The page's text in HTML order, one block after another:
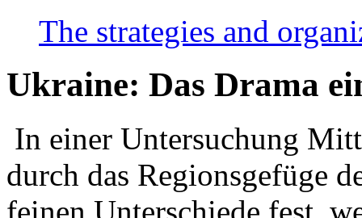
The strategies and
Ukraine: Das Drama
In einer Untersuchung
durch das Regionsgefüge